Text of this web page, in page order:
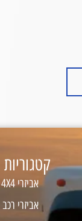
קטגוריות
אביזרי 4X4
אביזרי רכב